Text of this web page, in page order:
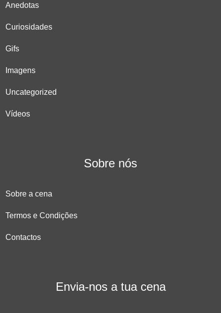
Anedotas
Curiosidades
Gifs
Imagens
Uncategorized
Vídeos
Sobre nós
Sobre a cena
Termos e Condições
Contactos
Envia-nos a tua cena